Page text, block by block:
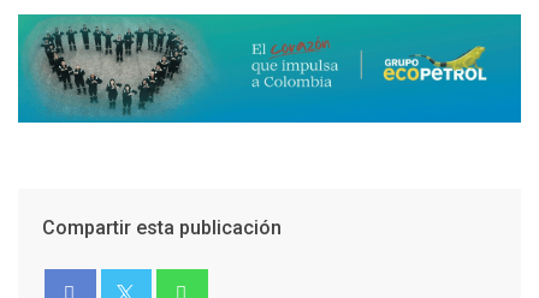
Compartir esta publicación